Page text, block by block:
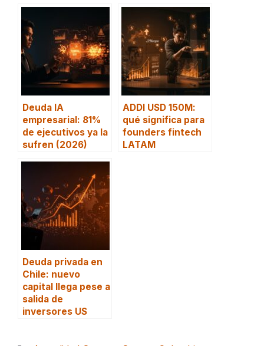
Deuda IA
empresarial: 81%
de ejecutivos ya la
sufren (2026)
ADDI USD 150M:
qué significa para
founders fintech
LATAM
Deuda privada en
Chile: nuevo
capital llega pese a
salida de
inversores US